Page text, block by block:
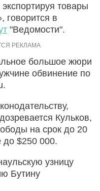
товары
в
"Ведомости".
большое жюри
обвинение по
Кульков,
на срок до 20
$250 000.
узницу
Бутину